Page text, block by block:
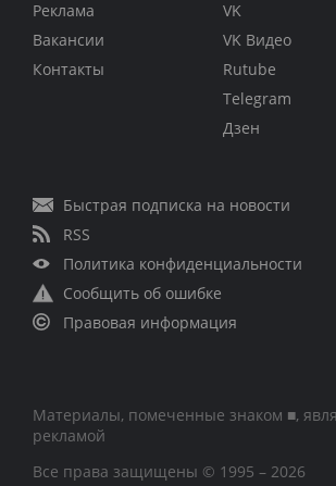
Реклама
Вакансии
Контакты
VK
VK Видео
Rutube
Telegram
Дзен
Быстрая подписка на новости
RSS
Политика конфиденциальности
Сообщить об ошибке
Правовая информация
Материалы, помеченные знаком ■,
рекламой
Все права защищены © 1995 – 2026